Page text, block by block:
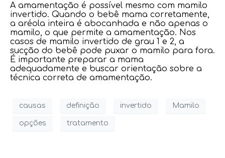
A amamentação é possível mesmo com mamilo
invertido. Quando o bebê mama corretamente,
a aréola inteira é abocanhada e não apenas o
mamilo, o que permite a amamentação. Nos
casos de mamilo invertido de grau 1 e 2, a
sucção do bebê pode puxar o mamilo para fora.
É importante preparar a mama
adequadamente e buscar orientação sobre a
técnica correta de amamentação.
causas definição invertido Mamilo
opções tratamento